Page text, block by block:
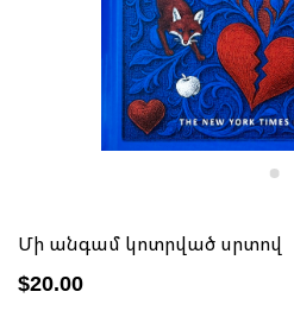
Մի անգամ կոտրված սրտով
$20.00